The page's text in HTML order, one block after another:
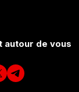
autour de vous